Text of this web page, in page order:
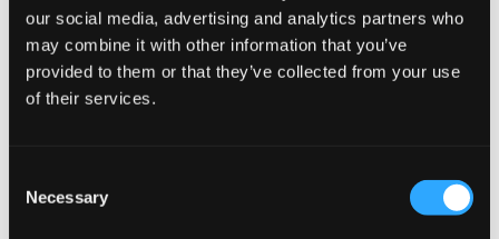
our social media, advertising and analytics partners who
may combine it with other information that you’ve
provided to them or that they’ve collected from your use
of their services.
Selection
Necessary
Te klein Perfect Te groot
MAATTABEL
Snelle levering
Gratis verzending vanaf €69